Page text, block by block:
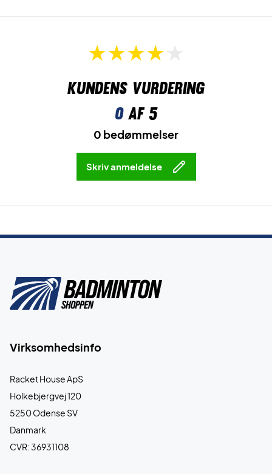
Kundens vurdering
0af 5
0 bedømmelser
Skriv anmeldelse
Virksomhedsinfo
Racket House ApS
Holkebjergvej 120
5250 Odense SV
Danmark
CVR: 36931108